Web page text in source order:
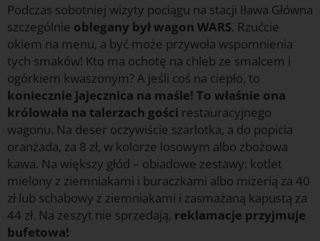
Podczas sobotniej wizyty pociągu na stacji Iława Główna
szczególnie oblegany był wagon WARS. Rzućcie
okiem na menu, a być może przywoła wspomnienia
tych smaków! Kto ma ochotę na chleb ze smalcem i
ogórkiem kwaszonym? A jeśli coś na ciepło, to
koniecznie jajecznica na maśle! To właśnie ona
królowała na talerzach gości restauracyjnego
wagonu. Na deser oczywiście szarlotka, a do popicia
oranżada, za 8 zł, w kolorze losowym albo zbożowa
kawa. Na większy głód – obiadowe zestawy: kotlet
mielony z ziemniakami i buraczkami albo mizerią za 40
zł lub schabowy z ziemniakami i zasmażaną kapustą za
44 zł. Na zeszyt nie sprzedają, reklamacje przyjmuje
bufetowa!